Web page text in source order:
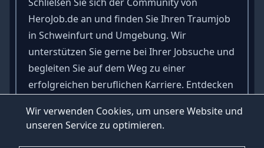
Wir verwenden Cookies, um unsere Website und
unseren Service zu optimieren.
HeroJob.de an und finden Sie Ihren Traumjob
in Schweinfurt und Umgebung. Wir
unterstützen Sie gerne bei Ihrer Jobsuche und
begleiten Sie auf dem Weg zu einer
erfolgreichen beruflichen Karriere. Entdecken
unserer Jobbörse und starten Sie Ihre neue